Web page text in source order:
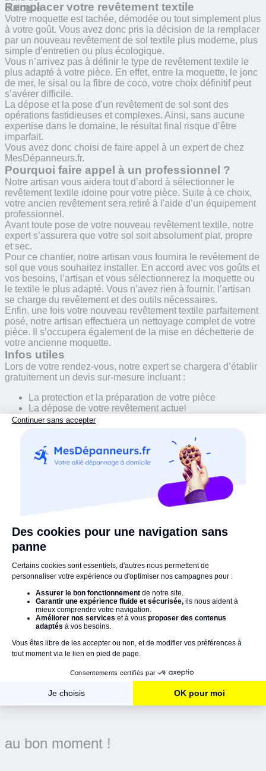
Remplacer votre revêtement textile
Votre moquette est tachée, démodée ou tout simplement plus
à votre goût. Vous avez donc pris la décision de la remplacer
par un nouveau revêtement de sol textile plus moderne, plus
simple d’entretien ou plus écologique.
Vous n’arrivez pas à définir le type de revêtement textile le
plus adapté à votre pièce. En effet, entre la moquette, le jonc
de mer, le sisal ou la fibre de coco, votre choix définitif peut
s’avérer difficile.
La dépose et la pose d’un revêtement de sol sont des
opérations fastidieuses et complexes. Ainsi, sans aucune
expertise dans le domaine, le résultat final risque d’être
imparfait.
Vous avez donc choisi de faire appel à un expert de chez
MesDépanneurs.fr.
Pourquoi faire appel à un professionnel ?
Notre artisan vous aidera tout d’abord à sélectionner le
revêtement textile idoine pour votre pièce. Suite à ce choix,
votre ancien revêtement sera retiré à l'aide d’un équipement
professionnel.
Avant toute pose de votre nouveau revêtement textile, notre
expert s’assurera que votre sol soit absolument plat, propre
et sec.
Pour ce chantier, notre artisan vous fournira le revêtement de
sol que vous souhaitez installer. En accord avec vos goûts et
vos besoins, l’artisan et vous sélectionnerez la moquette ou
le textile le plus adapté. Vous n’avez rien à fournir, l’artisan
se charge du revêtement et des outils nécessaires.
Enfin, une fois votre nouveau revêtement textile parfaitement
posé, notre artisan effectuera un nettoyage complet de votre
pièce. Il s’occupera également de la mise en déchetterie de
votre ancienne moquette.
Infos utiles
Lors de votre rendez-vous, notre expert se chargera d’établir
gratuitement un devis sur-mesure incluant :
La protection et la préparation de votre pièce
La dépose de votre revêtement actuel
La fourniture et la pose du nouveau revêtement textile
La mise en déchetterie de votre ancien revêtement
Le prix au m² peut évidemment varier en fonction du
Les avis
au bon moment !